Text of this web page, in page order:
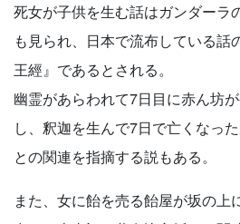
死女が子供を生む話はガンダーラ
も見られ、日本で流布している話
王經』であるとされる。
幽霊があらわれて7日目に赤ん坊
し、釈迦を生んで7日で亡くなっ
との関連を指摘する説もある。
また、女に飴を売る飴屋が坂の上